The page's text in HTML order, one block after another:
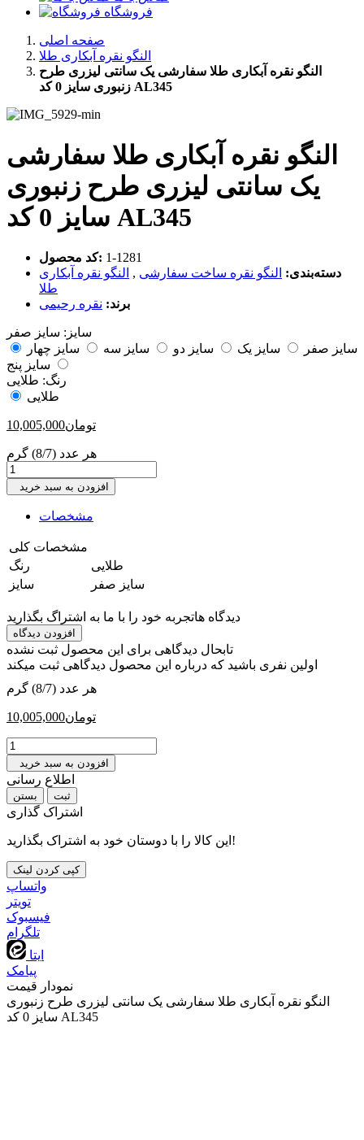
فروشگاه
صفحه اصلی
النگو نقره آبکاری طلا
النگو نقره آبکاری طلا سفارشی یک سانتی لیزری طرح
زنبوری سایز 0 کد AL345
النگو نقره آبکاری طلا سفارشی
یک سانتی لیزری طرح زنبوری
سایز 0 کد AL345
کد محصول: ‎1-1281
دسته‌بندی: النگو نقره ساخت سفارشی , النگو نقره آبکاری
طلا
برند: نقره رحیمی
سایز: سایز صفر
سایز صفر
سایز یک سایز دو سایز سه
سایز چهار
سایز پنج
رنگ: طلایی
طلایی
10,005,000تومان
هر عدد (8/7) گرم
افزودن به سبد خرید
مشخصات
مشخصات کلی
رنگ
‎طلایی
سایز
‎سایز صفر
دیدگاه هاتجربه خود را با ما به اشتراگ بگذارید
افزودن دیدگاه
تابحال دیدگاهی برای این محصول ثبت نشده
اولین نفری باشید که درباره این محصول دیدگاهی ثبت میکند
هر عدد (8/7) گرم
10,005,000تومان
افزودن به سبد خرید
اطلاع رسانی
بستن
اشتراک گذاری
این کالا را با دوستان خود به اشتراک بگذارید!
کپی کردن لینک
واتساپ
تويتر
فیسبوک
تلگرام
ایتا
پیامک
نمودار قیمت
النگو نقره آبکاری طلا سفارشی یک سانتی لیزری طرح زنبوری
سایز 0 کد AL345